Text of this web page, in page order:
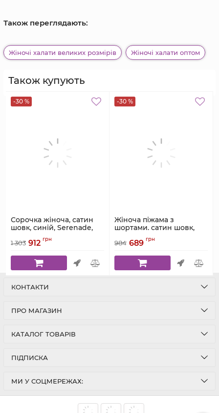
Також переглядають:
Жіночі халати великих розмірів Жіночі халати оптом
Також купують
-30 %
Сорочка жіноча, сатин
шовк, синій, Serenade,
Артикул:762
1 303 912 грн
-30 %
Жіноча піжама з
шортами. сатин шовк,
763
984 689 грн
КОНТАКТИ
ПРО МАГАЗИН
КАТАЛОГ ТОВАРІВ
ПІДПИСКА
МИ У СОЦМЕРЕЖАХ: